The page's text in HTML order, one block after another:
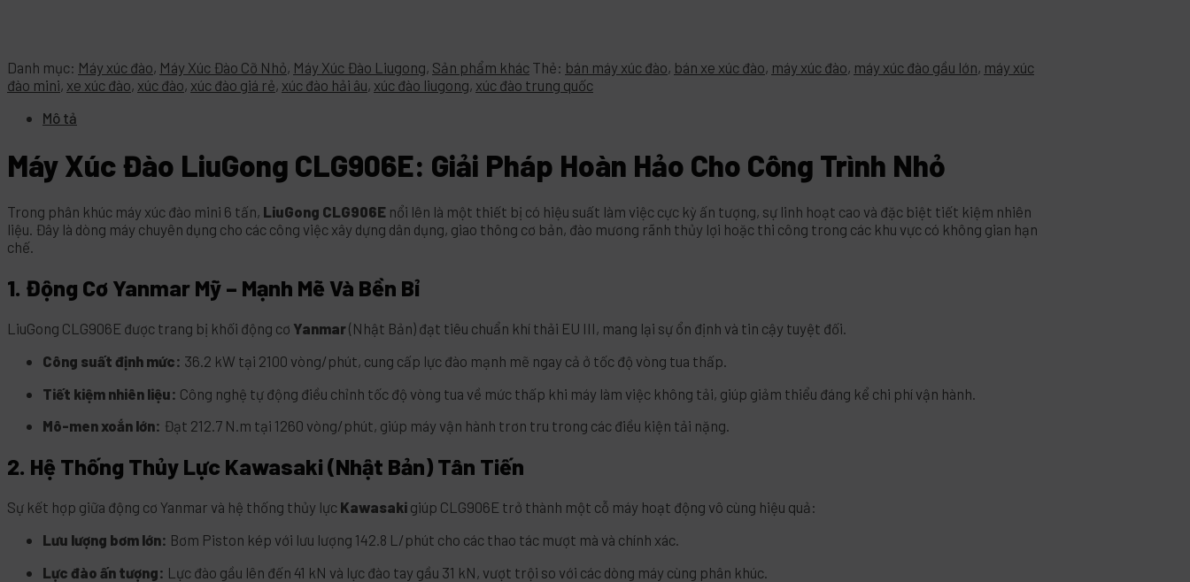
Danh mục: Máy xúc đào, Máy Xúc Đào Cỡ Nhỏ, Máy Xúc Đào Liugong, Sản phẩm khác Thẻ: bán máy xúc đào, bán xe xúc đào, máy xúc đào, máy xúc đào gầu lớn, máy xúc
đào mini, xe xúc đào, xúc đào, xúc đào giá rẻ, xúc đào hải âu, xúc đào liugong, xúc đào trung quốc
Mô tả
Máy Xúc Đào LiuGong CLG906E: Giải Pháp Hoàn Hảo Cho Công Trình Nhỏ
Trong phân khúc máy xúc đào mini 6 tấn, LiuGong CLG906E nổi lên là một thiết bị có hiệu suất làm việc cực kỳ ấn tượng, sự linh hoạt cao và đặc biệt tiết kiệm nhiên
liệu. Đây là dòng máy chuyên dụng cho các công việc xây dựng dân dụng, giao thông cơ bản, đào mương rãnh thủy lợi hoặc thi công trong các khu vực có không gian hạn
chế.
1. Động Cơ Yanmar Mỹ – Mạnh Mẽ Và Bền Bỉ
LiuGong CLG906E được trang bị khối động cơ Yanmar(Nhật Bản) đạt tiêu chuẩn khí thải EU III, mang lại sự ổn định và tin cậy tuyệt đối.
Công suất định mức: 36.2 kW tại 2100 vòng/phút, cung cấp lực đào mạnh mẽ ngay cả ở tốc độ vòng tua thấp.
Tiết kiệm nhiên liệu: Công nghệ tự động điều chỉnh tốc độ vòng tua về mức thấp khi máy làm việc không tải, giúp giảm thiểu đáng kể chi phí vận hành.
Mô-men xoắn lớn: Đạt 212.7 N.m tại 1260 vòng/phút, giúp máy vận hành trơn tru trong các điều kiện tải nặng.
2. Hệ Thống Thủy Lực Kawasaki (Nhật Bản) Tân Tiến
Sự kết hợp giữa động cơ Yanmar và hệ thống thủy lực Kawasaki giúp CLG906E trở thành một cỗ máy hoạt động vô cùng hiệu quả:
Lưu lượng bơm lớn: Bơm Piston kép với lưu lượng 142.8 L/phút cho các thao tác mượt mà và chính xác.
Lực đào ấn tượng: Lực đào gầu lên đến 41 kN và lực đào tay gầu 31 kN, vượt trội so với các dòng máy cùng phân khúc.